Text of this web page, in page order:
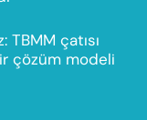
TBMM çatısı
çözüm modeli